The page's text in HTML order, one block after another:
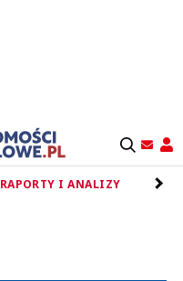
RAPORTY I ANALIZY